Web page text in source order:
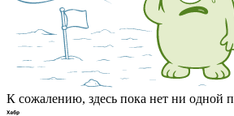
К сожалению, здесь пока нет ни одной